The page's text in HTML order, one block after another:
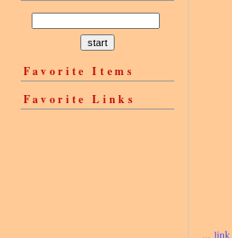
Favorite Items
Favorite Links
... link